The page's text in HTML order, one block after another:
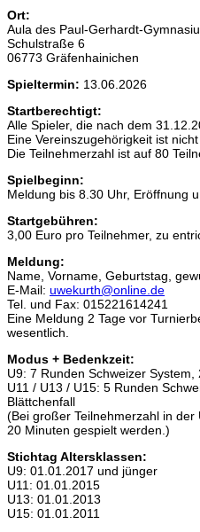
Ort:
Aula des Paul-Gerhardt-
Schulstraße 6
06773 Gräfenhainichen
Spieltermin: 13.06.2026
Startberechtigt:
Alle Spieler, die nach dem
Eine Vereinszugehörigkeit ist
Die Teilnehmerzahl ist auf 80
Spielbeginn:
Meldung bis 8.30 Uhr, Eröffnung
Startgebühren:
3,00 Euro pro Teilnehmer, zu
Meldung:
Name, Vorname, Geburtstag,
E-Mail: uwekurth@online.de
Tel. und Fax: 015221614241
Eine Meldung 2 Tage vor
wesentlich.
Modus + Bedenkzeit:
U9: 7 Runden Schweizer
U11 / U13 / U15: 5 Runden
Blättchenfall
(Bei großer Teilnehmerzahl in
20 Minuten gespielt werden.)
Stichtag Altersklassen:
U9: 01.01.2017 und jünger
U11: 01.01.2015
U13: 01.01.2013
U15: 01.01.2011